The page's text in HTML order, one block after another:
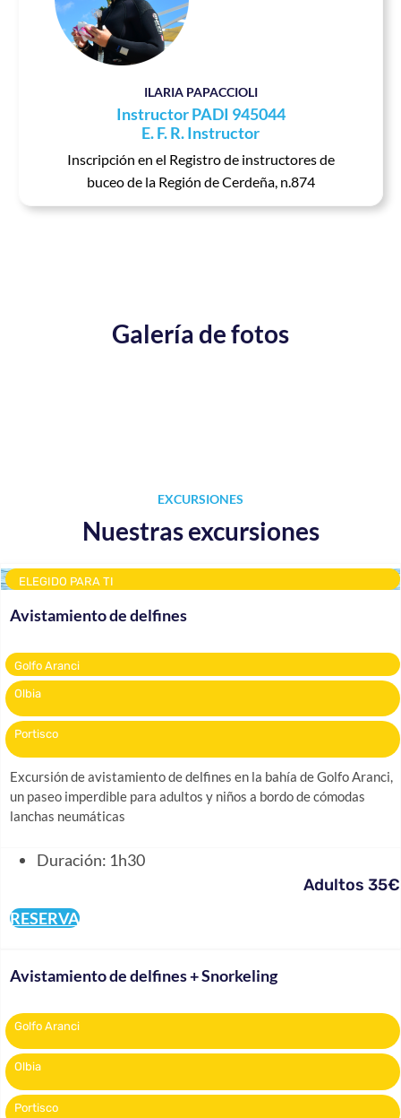
ILARIA PAPACCIOLI
Instructor PADI 945044
E. F. R. Instructor
Inscripción en el Registro de instructores de
buceo de la Región de Cerdeña, n.874
Galería de fotos
EXCURSIONES
Nuestras excursiones
ELEGIDO PARA TI
Avistamiento de delfines
Golfo Aranci
Olbia
Portisco
Excursión de avistamiento de delfines en la bahía de Golfo Aranci,
un paseo imperdible para adultos y niños a bordo de cómodas
lanchas neumáticas
Duración: 1h30
Adultos 35€
RESERVA
Avistamiento de delfines + Snorkeling
Golfo Aranci
Olbia
Portisco